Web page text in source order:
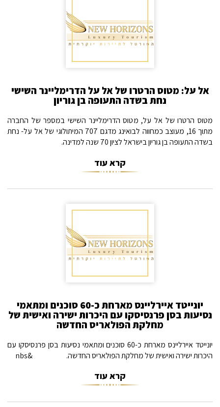
אל על: מטוס הרטרו של אל על הדרימליינר השישי
נחת בשדה התעופה בן גוריון
מטוס הרטרו של אל על, מטוס הדרימליינר השישי במספר של החברה
מתוך 16, מעוצב כמחווה לבואינג מדגם 707 המיתולוגי של אל על- נחת
בשדה התעופה בן גוריון בישראל לציון 70 שנה למדינה.
קרא עוד
יונייטד איירליינס מארחת כ-60 סוכנים ומתאמי
נסיעות בסן פרנסיסקו עם היכרות ישירה ואישית של
מחלקת הפולאריס החדשה
יונייטד איירליינס מארחת כ-60 סוכנים ומתאמי נסיעות בסן פרנסיסקו עם
היכרות ישירה ואישית של מחלקת הפולאריס החדשה. &nbs
קרא עוד